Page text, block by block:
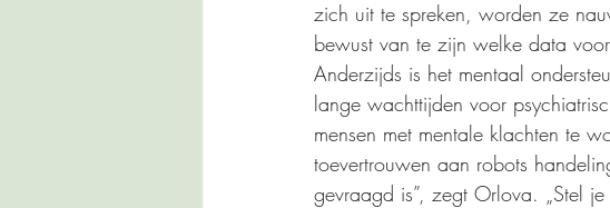
zich uit te spreken, worden ze
bewust van te zijn welke data
Anderzijds is het mentaal
lange wachttijden voor
mensen met mentale klachten te
toevertrouwen aan robots
gevraagd is”, zegt Orlova. „Stel